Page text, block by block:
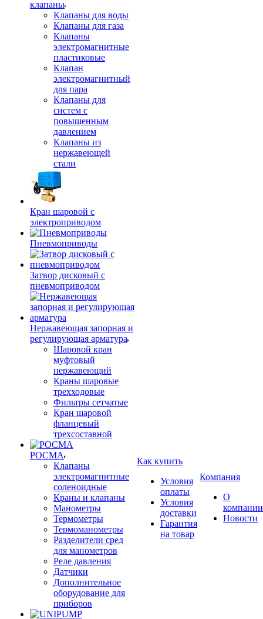
клапаны
Клапаны для воды
Клапаны для газа
Клапаны
электромагнитные
пластиковые
Клапан
электромагнитный
для пара
Клапаны для
систем с
повышенным
давлением
Клапаны из
нержавеющей
стали
Кран шаровой с
электроприводом
Пневмоприводы
Затвор дисковый с
пневмоприводом
Нержавеющая запорная и
регулирующая арматура
Шаровой кран
муфтовый
нержавеющий
Краны шаровые
трехходовые
Фильтры сетчатые
Кран шаровой
фланцевый
трехсоставной
РОСМА
Клапаны
электромагнитные
соленоидные
Краны и клапаны
Манометры
Термометры
Термоманометры
Разделители сред
для манометров
Реле давления
Датчики
Дополнительное
оборудование для
приборов
Как купить
Условия
оплаты
Условия
доставки
Гарантия
на товар
Компания
О
компании
Новости